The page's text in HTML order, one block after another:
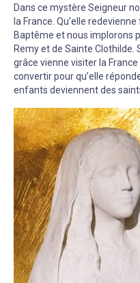
Dans ce mystère Seigneur
la France. Qu’elle
Baptême et nous implorons
Remy et de Sainte Clothilde.
grâce vienne visiter la
convertir pour qu’elle
enfants deviennent des